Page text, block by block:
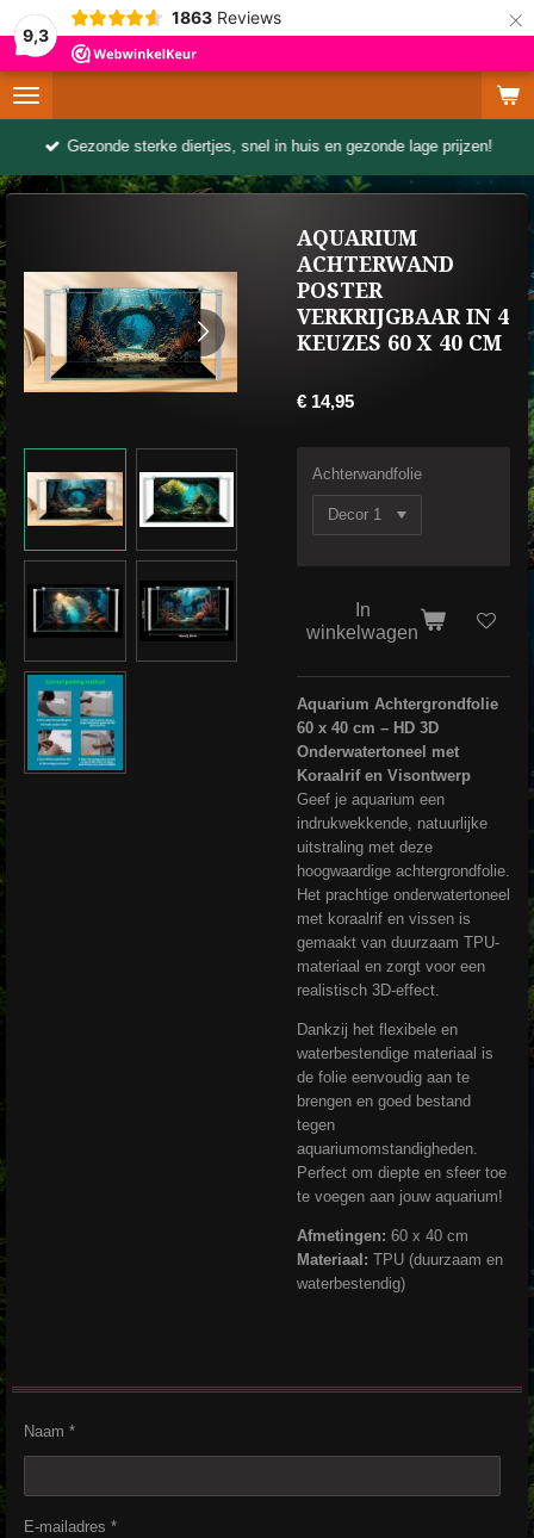
9,3
1863 Reviews ×
Gezonde sterke diertjes, snel in huis en gezonde lage prijzen!
AQUARIUM
ACHTERWAND
POSTER
VERKRIJGBAAR IN 4
KEUZES 60 X 40 CM
€ 14,95
Achterwandfolie
In
winkelwagen
Aquarium Achtergrondfolie
60 x 40 cm – HD 3D
Onderwatertoneel met
Koraalrif en Visontwerp
Geef je aquarium een
indrukwekkende, natuurlijke
uitstraling met deze
hoogwaardige achtergrondfolie.
Het prachtige onderwatertoneel
met koraalrif en vissen is
gemaakt van duurzaam TPU-
materiaal en zorgt voor een
realistisch 3D-effect.
Dankzij het flexibele en
waterbestendige materiaal is
de folie eenvoudig aan te
brengen en goed bestand
tegen
aquariumomstandigheden.
Perfect om diepte en sfeer toe
te voegen aan jouw aquarium!
Afmetingen: 60 x 40 cm
Materiaal: TPU (duurzaam en
waterbestendig)
Naam *
E-mailadres *